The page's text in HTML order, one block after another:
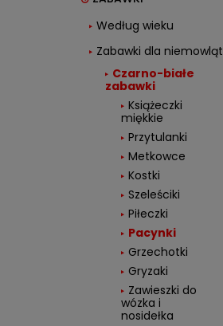
Według wieku
Zabawki dla niemowląt
Czarno-białe
zabawki
Książeczki
miękkie
Przytulanki
Metkowce
Kostki
Szeleściki
Piłeczki
Pacynki
Grzechotki
Gryzaki
Zawieszki do
wózka i
nosidełka